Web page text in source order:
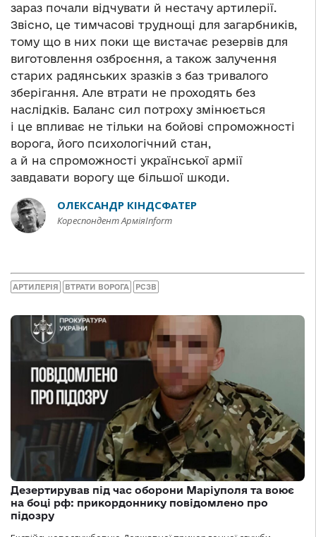
зараз почали відчувати й нестачу артилерії.
Звісно, це тимчасові труднощі для загарбників,
тому що в них поки ще вистачає резервів для
виготовлення озброєння, а також залучення
старих радянських зразків з баз тривалого
зберігання. Але втрати не проходять без
наслідків. Баланс сил потроху змінюється
і це впливає не тільки на бойові спроможності
ворога, його психологічний стан,
а й на спроможності української армії
завдавати ворогу ще більшої шкоди.
ОЛЕКСАНДР КІНДСФАТЕР
Кореспондент АрміяInform
АРТИЛЕРІЯ ВТРАТИ ВОРОГА РСЗВ
Дезертирував під час оборони Маріуполя та воює
на боці рф: прикордоннику повідомлено про
підозру